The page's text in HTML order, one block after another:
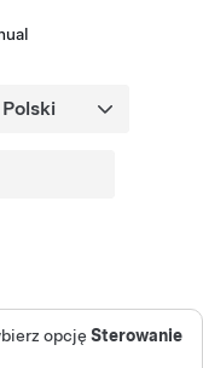
opcjęSterowanie